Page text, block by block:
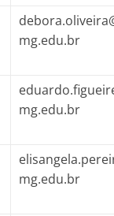
mg.edu.br
mg.edu.br
mg.edu.br